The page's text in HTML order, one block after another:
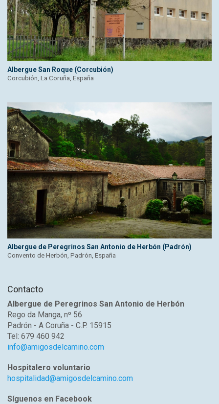
Albergue San Roque (Corcubión)
Corcubión, La Coruña, España
Albergue de Peregrinos San Antonio de Herbón (Padrón)
Convento de Herbón, Padrón, España
Contacto
Albergue de Peregrinos San Antonio de Herbón
Rego da Manga, nº 56
Padrón - A Coruña - C.P. 15915
Tel: 679 460 942
info@amigosdelcamino.com
Hospitalero voluntario
hospitalidad@amigosdelcamino.com
Síguenos en Facebook